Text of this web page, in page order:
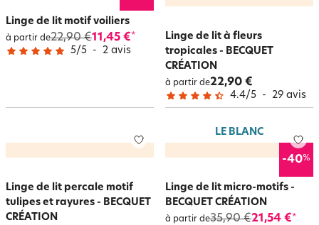
Linge de lit motif voiliers
à partir de22,90 €11,45 €*
5/5 - 2 avis
Linge de lit à fleurs
tropicales - BECQUET
CRÉATION
à partir de22,90 €
4.4/5 - 29 avis
Linge de lit percale motif
tulipes et rayures - BECQUET
CRÉATION
LE BLANC
-40%
Linge de lit micro-motifs -
BECQUET CRÉATION
à partir de35,90 €21,54 €*